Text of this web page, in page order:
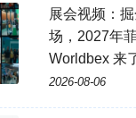
展会视频：
场，2027年
Worldbex 来
2026-08-06